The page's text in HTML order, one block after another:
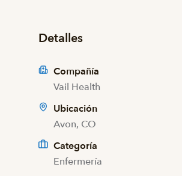
Detalles
Compañía
Vail Health
Ubicación
Avon, CO
Categoría
Enfermería